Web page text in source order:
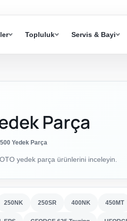
Topluluk Servis & Bayi
Parça
Yedek Parça
yedek parça ürünlerini inceleyin.
250NK 250SR 400NK 450MT